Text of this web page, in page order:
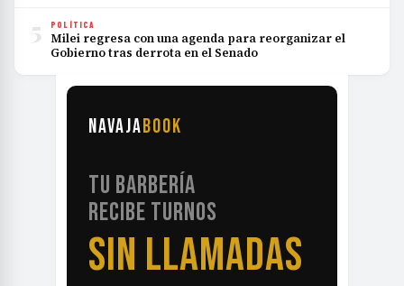
5 POLÍTICA
Milei regresa con una agenda para reorganizar el
Gobierno tras derrota en el Senado
NAVAJABOOK
TU BARBERÍA
RECIBE TURNOS
SIN LLAMADAS